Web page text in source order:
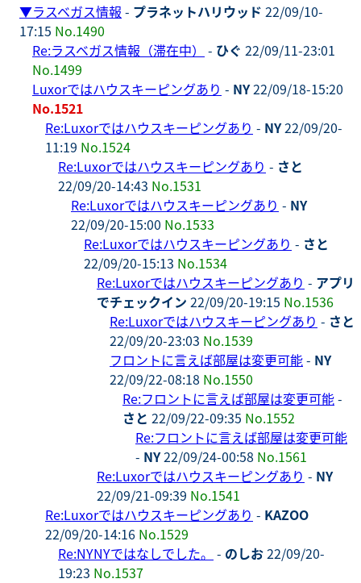
▼ラスベガス情報 - プラネットハリウッド 22/09/10-
17:15 No.1490
Re:ラスベガス情報（滞在中）
- ひぐ 22/09/11-23:01
No.1499
Luxorではハウスキーピングあり - NY22/09/18-15:20
No.1521
Re:Luxorではハウスキーピングあり - NY22/09/20-
11:19 No.1524
Re:Luxorではハウスキーピングあり - さと
22/09/20-14:43 No.1531
Re:Luxorではハウスキーピングあり - NY
22/09/20-15:00 No.1533
Re:Luxorではハウスキーピングあり - さと
22/09/20-15:13 No.1534
Re:Luxorではハウスキーピングあり - アプリ
でチェックイン 22/09/20-19:15 No.1536
Re:Luxorではハウスキーピングあり - さと
22/09/20-23:03 No.1539
フロントに言えば部屋は変更可能- NY
22/09/22-08:18 No.1550
Re:フロントに言えば部屋は変更可能-
さと 22/09/22-09:35 No.1552
Re:フロントに言えば部屋は変更可能
- NY22/09/24-00:58 No.1561
Re:Luxorではハウスキーピングあり - NY
22/09/21-09:39 No.1541
Re:Luxorではハウスキーピングあり - KAZOO
22/09/20-14:16 No.1529
Re:NYNYではなしでした。 - のしお22/09/20-
19:23 No.1537